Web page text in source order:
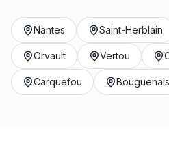
Nantes Saint-Herblain
Orvault Vertou
Carquefou Bouguenais